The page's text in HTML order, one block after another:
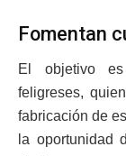
Fomentan
El objetivo
feligreses,
fabricación de
la oportunidad